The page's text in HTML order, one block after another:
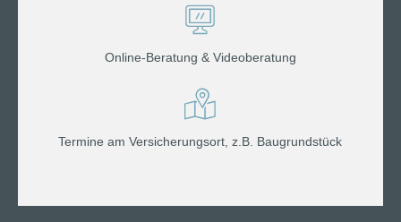
Online-Beratung & Videoberatung
Termine am Versicherungsort, z.B. Baugrundstück